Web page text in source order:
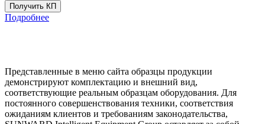
Получить КП
Подробнее
Представленные в меню сайта образцы продукции
демонстрируют комплектацию и внешний вид,
соответствующие реальным образцам оборудования. Для
постоянного совершенствования техники, соответствия
ожиданиям клиентов и требованиям законодательства,